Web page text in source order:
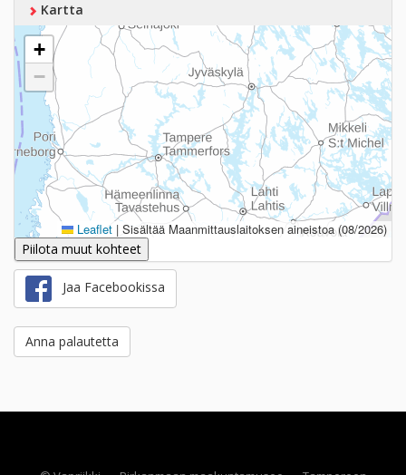
Kartta
+
−
Leaflet | Sisältää Maanmittauslaitoksen aineistoa (08/2026)
Piilota muut kohteet
Jaa Facebookissa
Anna palautetta